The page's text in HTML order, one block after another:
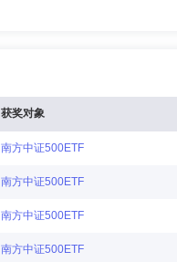
获奖对象
南方中证500ETF
南方中证500ETF
南方中证500ETF
南方中证500ETF